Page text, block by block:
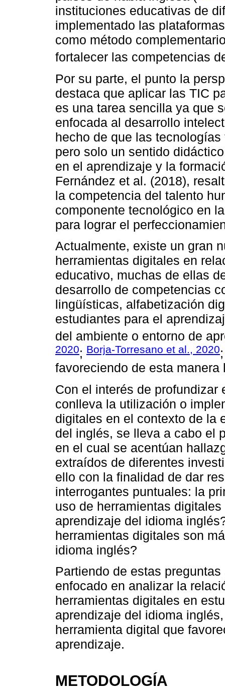
instituciones educativas de
implementado las
como método
fortalecer las competencias
Por su parte, el punto la
destaca que aplicar las TIC
es una tarea sencilla ya que
enfocada al desarrollo
hecho de que las
pero solo un sentido
en el aprendizaje y la
Fernández et al. (2018),
la competencia del talento
componente tecnológico en
para lograr el
Actualmente, existe un gran
herramientas digitales en
educativo, muchas de ellas
desarrollo de competencias
lingüísticas, alfabetización
estudiantes para el
del ambiente o entorno de
2020; Borja-Torresano et al., 2020
favoreciendo de esta manera
Con el interés de
conlleva la utilización o
digitales en el contexto de la
del inglés, se lleva a cabo el
en el cual se acentúan
extraídos de diferentes
ello con la finalidad de dar
interrogantes puntuales: la
uso de herramientas
aprendizaje del idioma
herramientas digitales son
idioma inglés?
Partiendo de estas
enfocado en analizar la
herramientas digitales en
aprendizaje del idioma
herramienta digital que
aprendizaje.
METODOLOGÍA